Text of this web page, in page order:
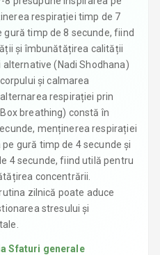
respirației timp de 7
timp de 8 secunde, fiind
și îmbunătățirea calității
(Nadi Shodhana)
și calmarea
respirației prin
breathing) constă în
menținerea respirației
gură timp de 4 secunde și
4 secunde, fiind utilă pentru
concentrării.
zilnică poate aduce
stresului și
Sfaturi generale